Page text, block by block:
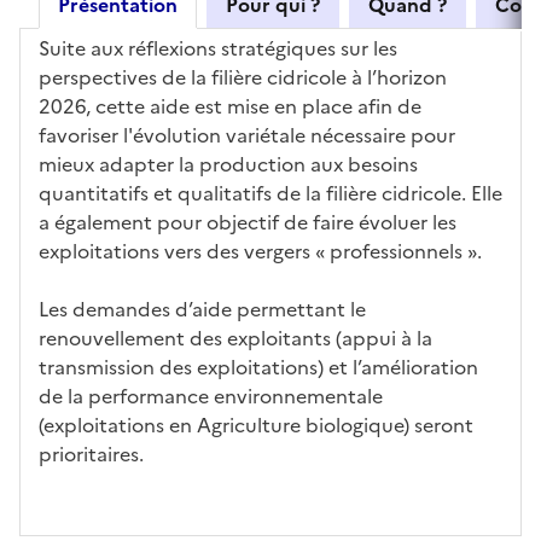
Suite aux réflexions stratégiques sur les
perspectives de la filière cidricole à l’horizon
2026, cette aide est mise en place afin de
favoriser l'évolution variétale nécessaire pour
mieux adapter la production aux besoins
quantitatifs et qualitatifs de la filière cidricole. Elle
a également pour objectif de faire évoluer les
exploitations vers des vergers « professionnels ».
Les demandes d’aide permettant le
renouvellement des exploitants (appui à la
transmission des exploitations) et l’amélioration
de la performance environnementale
(exploitations en Agriculture biologique) seront
prioritaires.